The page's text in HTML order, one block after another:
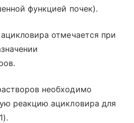
функцией почек).
отмечается при
необходимо
реакцию ацикловира для